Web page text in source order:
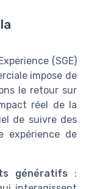
(SGE)
impose de
le retour sur
réel de la
de suivre des
expérience de
génératifs :